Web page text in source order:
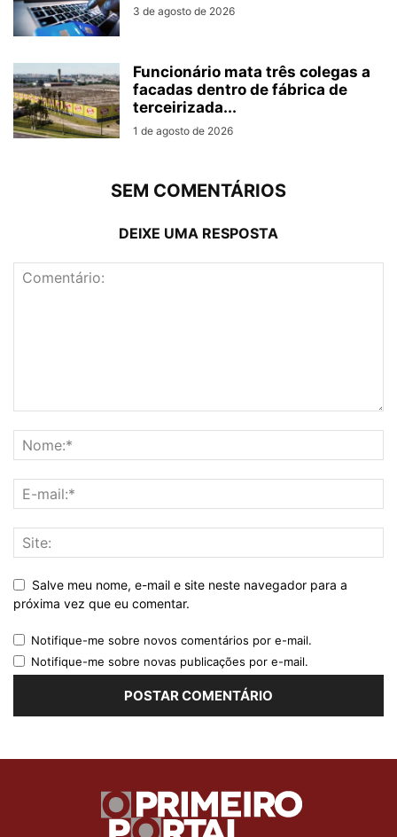
3 de agosto de 2026
Funcionário mata três colegas a
facadas dentro de fábrica de
terceirizada...
1 de agosto de 2026
SEM COMENTÁRIOS
DEIXE UMA RESPOSTA
Salve meu nome, e-mail e site neste navegador para a
próxima vez que eu comentar.
Notifique-me sobre novos comentários por e-mail.
Notifique-me sobre novas publicações por e-mail.